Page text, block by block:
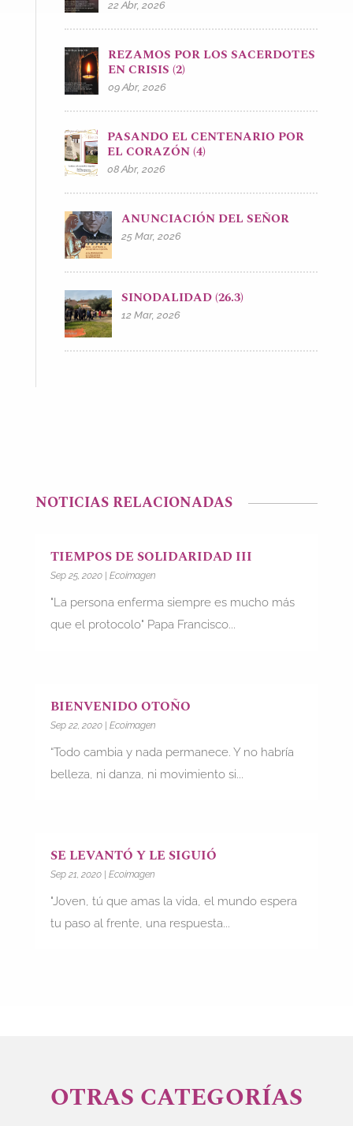
22 Abr, 2026
REZAMOS POR LOS SACERDOTES
EN CRISIS (2)
09 Abr, 2026
PASANDO EL CENTENARIO POR
EL CORAZÓN (4)
08 Abr, 2026
ANUNCIACIÓN DEL SEÑOR
25 Mar, 2026
SINODALIDAD (26.3)
12 Mar, 2026
NOTICIAS RELACIONADAS
TIEMPOS DE SOLIDARIDAD III
Sep 25, 2020| Ecoimagen
"La persona enferma siempre es mucho más
que el protocolo" Papa Francisco...
BIENVENIDO OTOÑO
Sep 22, 2020| Ecoimagen
“Todo cambia y nada permanece. Y no habría
belleza, ni danza, ni movimiento si...
SE LEVANTÓ Y LE SIGUIÓ
Sep 21, 2020| Ecoimagen
"Joven, tú que amas la vida, el mundo espera
tu paso al frente, una respuesta...
OTRAS CATEGORÍAS